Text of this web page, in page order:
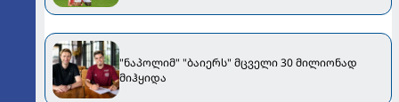
"ნაპოლიმ" "ბაიერს" მცველი 30 მილიონად
მიჰყიდა